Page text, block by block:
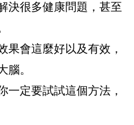
決很多健康問題，甚至
果會這麼好以及有效，
腦。
一定要試試這個方法，